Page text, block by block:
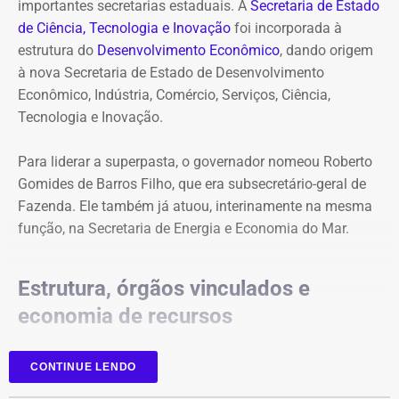
importantes secretarias estaduais. A Secretaria de Estado
de Ciência, Tecnologia e Inovação foi incorporada à
estrutura do Desenvolvimento Econômico, dando origem
à nova Secretaria de Estado de Desenvolvimento
Econômico, Indústria, Comércio, Serviços, Ciência,
Tecnologia e Inovação.
Para liderar a superpasta, o governador nomeou Roberto
Gomides de Barros Filho, que era subsecretário-geral de
Fazenda. Ele também já atuou, interinamente na mesma
função, na Secretaria de Energia e Economia do Mar.
Estrutura, órgãos vinculados e
economia de recursos
A reorganização foi realizada sem aumento de despesas.
Na nova estrutura interna, foi criada a subsecretaria de
CONTINUE LENDO